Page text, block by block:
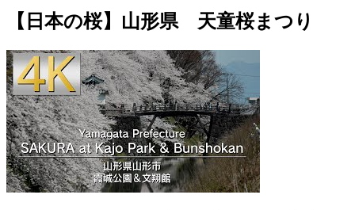
【日本の桜】山形県 天童桜まつり